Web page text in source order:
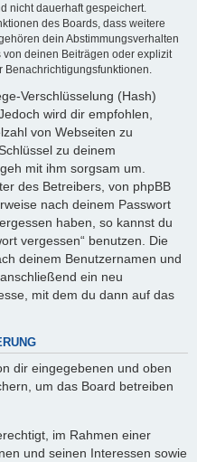
nicht dauerhaft gespeichert.
des Boards, dass weitere
dein Abstimmungsverhalten
deinen Beiträgen oder explizit
Verschlüsselung (Hash)
wird dir empfohlen,
von Webseiten zu
zu deinem
mit ihm sorgsam um.
des Betreibers, von phpBB
nach deinem Passwort
haben, so kannst du
vergessen“ benutzen. Die
deinem Benutzernamen und
ein neu
mit dem du dann auf das
dir eingegebenen und oben
um das Board betreiben
im Rahmen einer
und seinen Interessen sowie